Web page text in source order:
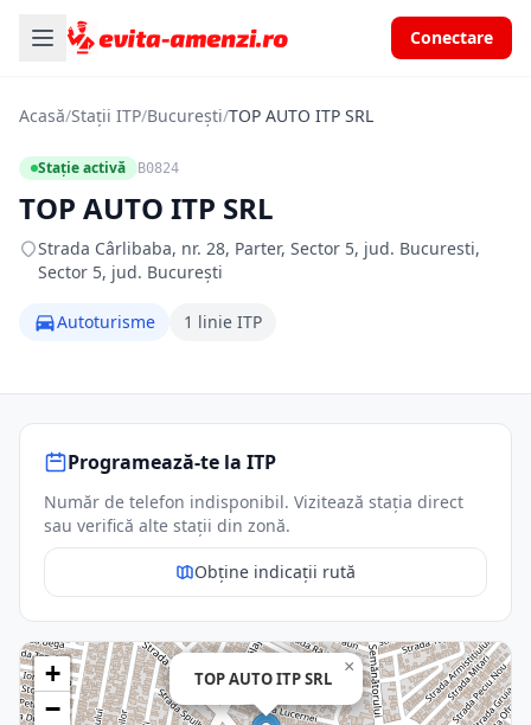
Conectare
Acasă/Stații ITP/București/TOP AUTO ITP SRL
Stație activă B0824
TOP AUTO ITP SRL
Strada Cârlibaba, nr. 28, Parter, Sector 5, jud. Bucuresti,
Sector 5, jud. București
Autoturisme 1 linie ITP
Programează-te la ITP
Număr de telefon indisponibil. Vizitează stația direct
sau verifică alte stații din zonă.
Obține indicații rută
TOP AUTO ITP SRL
×
+
−